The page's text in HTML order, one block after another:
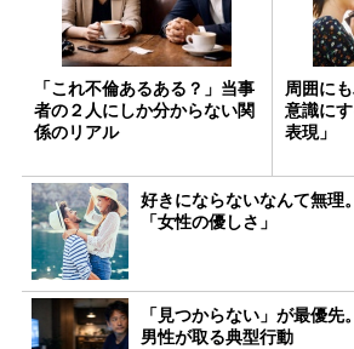
「これ不倫あるある？」当事
者の２人にしか分からない関
係のリアル
周囲に
意識に
表現」
好きにならないなんて無理
「女性の優しさ」
「見つからない」が最優
男性が取る典型行動